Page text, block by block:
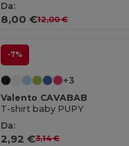
Da:
8,00 €12,00 €
-7%
+3
Valento CAVABAB
T-shirt baby PUPY
Da:
2,92 €3,14 €